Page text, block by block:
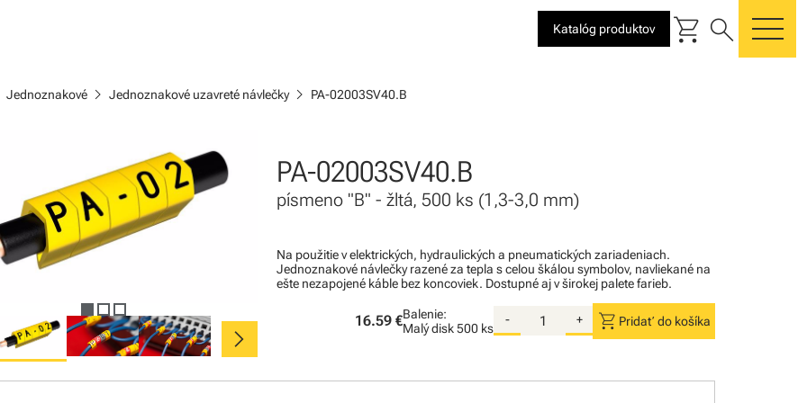
Katalóg produktov shopping_cart search
Jednoznakové chevron_right Jednoznakové uzavreté návlečkychevron_right PA-02003SV40.B
chevron_right
PA-02003SV40.B
písmeno "B" - žltá, 500 ks (1,3-3,0 mm)
Na použitie v elektrických, hydraulických a pneumatických zariadeniach.
Jednoznakové návlečky razené za tepla s celou škálou symbolov, navliekané na
ešte nezapojené káble bez koncoviek. Dostupné aj v širokej palete farieb.
16.59 €Balenie:
Malý disk500 ks
- + shopping_cart Pridať do košíka